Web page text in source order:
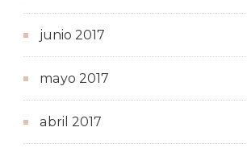
junio 2017
mayo 2017
abril 2017